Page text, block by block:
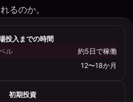
れるのか。
投入までの時間
ル
約5日で稼働
12〜18か月
初期投資